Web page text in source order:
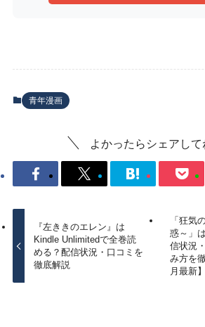
青年漫画
よかったらシェアして
『左ききのエレン』は
Kindle Unlimitedで全巻読
める？配信状況・口コミを
徹底解説
「狂気
惑～」
信状況
み方を
月最新】